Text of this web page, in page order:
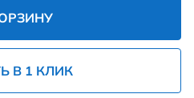
В 1 КЛИК